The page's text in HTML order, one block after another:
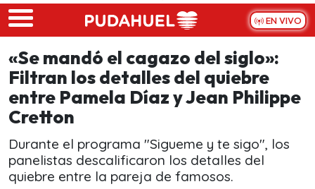
Skip to main content
EN VIVO
«Se mandó el cagazo del siglo»:
Filtran los detalles del quiebre
entre Pamela Díaz y Jean Philippe
Cretton
Durante el programa "Sigueme y te sigo", los
panelistas descalificaron los detalles del
quiebre entre la pareja de famosos.